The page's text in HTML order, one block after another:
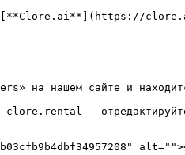
в [**Clore.ai**](https://
на нашем сайте и
—